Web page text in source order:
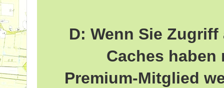
D: Wenn Sie
Caches haben
Premium-Mitglied